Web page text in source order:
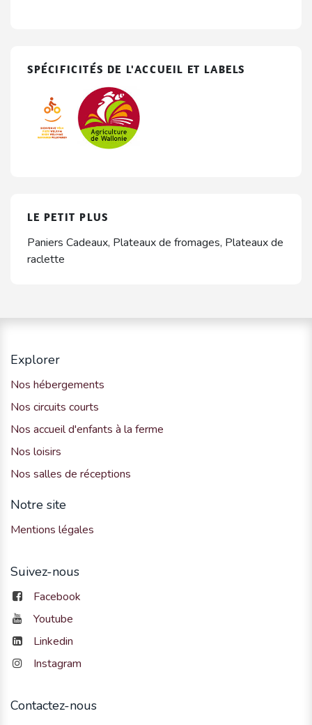
SPÉCIFICITÉS DE L'ACCUEIL ET LABELS
LE PETIT PLUS
Paniers Cadeaux, Plateaux de fromages, Plateaux de
raclette
Explorer
Nos hébergements
Nos circuits courts
Nos accueil d'enfants à la ferme
Nos loisirs
Nos salles de réceptions
Notre site
Mentions légales
Suivez-nous
Facebook
Youtube
Linkedin
Instagram
Contactez-nous